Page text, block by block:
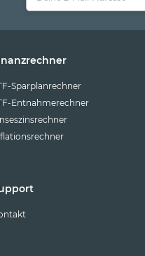
Sparplanrechner
Entnahmerechner